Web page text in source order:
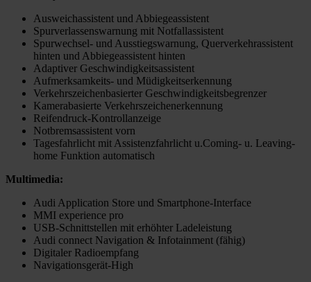
Ausweichassistent und Abbiegeassistent
Spurverlassenswarnung mit Notfallassistent
Spurwechsel- und Ausstiegswarnung, Querverkehrassistent
hinten und Abbiegeassistent hinten
Adaptiver Geschwindigkeitsassistent
Aufmerksamkeits- und Müdigkeitserkennung
Verkehrszeichenbasierter Geschwindigkeitsbegrenzer
Kamerabasierte Verkehrszeichenerkennung
Reifendruck-Kontrollanzeige
Notbremsassistent vorn
Tagesfahrlicht mit Assistenzfahrlicht u.Coming- u. Leaving-
home Funktion automatisch
Multimedia:
Audi Application Store und Smartphone-Interface
MMI experience pro
USB-Schnittstellen mit erhöhter Ladeleistung
Audi connect Navigation & Infotainment (fähig)
Digitaler Radioempfang
Navigationsgerät-High